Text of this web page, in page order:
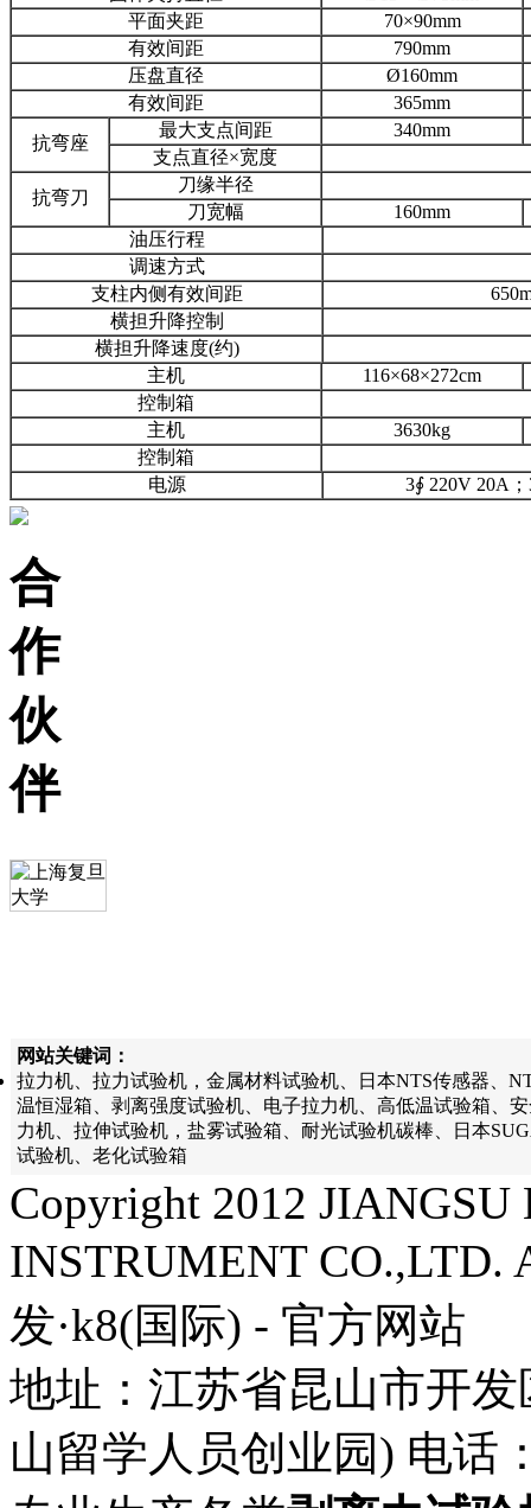
平面夹距
70×90mm
有效间距
790mm
压盘直径
Ø160mm
有效间距
365mm
抗弯座
最大支点间距
340mm
支点直径×宽度
抗弯刀
刀缘半径
刀宽幅
160mm
油压行程
调速方式
支柱内侧有效间距
横担升降控制
横担升降速度(约)
主机
116×68×272cm
控制箱
主机
3630kg
控制箱
电源
3∮ 220V 20A
合
作
伙
伴
网站关键词：
拉力机、拉力试验机，金属材料试验机、日本NTS传感器、
温恒湿箱、剥离强度试验机、电子拉力机、高低温试验箱、
力机、拉伸试验机，盐雾试验箱、耐光试验机碳棒、日本
试验机、老化试验箱
Copyright 2012
INSTRUMENT CO.,LTD.
发·k8(国际) - 官方网站
地址：江苏省昆山市开
山留学人员创业园) 电话